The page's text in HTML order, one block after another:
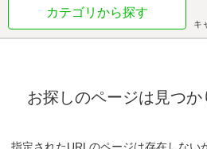
カテゴリから探す
キ
お探しのページは見つか
指定されたURLのページは存在しない